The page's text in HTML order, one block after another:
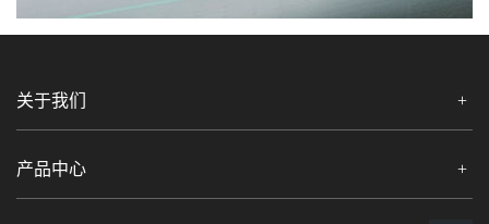
关于我们
产品中心